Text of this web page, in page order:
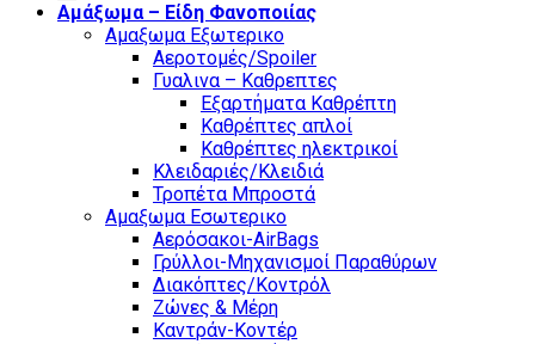
Αμάξωμα – Είδη Φανοποιίας
Αμαξωμα Εξωτερικο
Αεροτομές/Spoiler
Γυαλινα – Καθρεπτες
Εξαρτήματα Καθρέπτη
Καθρέπτες απλοί
Καθρέπτες ηλεκτρικοί
Κλειδαριές/Κλειδιά
Τροπέτα Μπροστά
Αμαξωμα Εσωτερικο
Αερόσακοι-AirBags
Γρύλλοι-Μηχανισμοί Παραθύρων
Διακόπτες/Κοντρόλ
Ζώνες & Μέρη
Καντράν-Κοντέρ